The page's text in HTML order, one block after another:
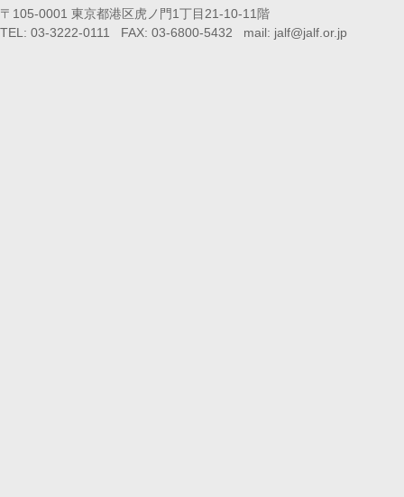
〒105-0001 東京都港区虎ノ門1丁目21-10-11階
TEL: 03-3222-0111 FAX: 03-6800-5432 mail: jalf@jalf.or.jp